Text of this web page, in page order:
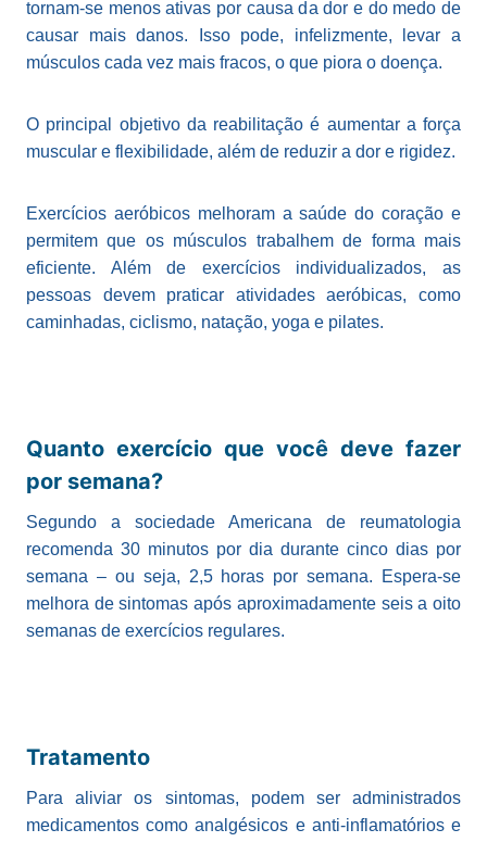
tornam-se menos ativas por causa da dor e do medo de
causar mais danos. Isso pode, infelizmente, levar a
músculos cada vez mais fracos, o que piora o doença.
O principal objetivo da reabilitação é aumentar a força
muscular e flexibilidade, além de reduzir a dor e rigidez.
Exercícios aeróbicos melhoram a saúde do coração e
permitem que os músculos trabalhem de forma mais
eficiente. Além de exercícios individualizados, as
pessoas devem praticar atividades aeróbicas, como
caminhadas, ciclismo, natação, yoga e pilates.
Quanto exercício que você deve fazer
por semana?
Segundo a sociedade Americana de reumatologia
recomenda 30 minutos por dia durante cinco dias por
semana – ou seja, 2,5 horas por semana. Espera-se
melhora de sintomas após aproximadamente seis a oito
semanas de exercícios regulares.
Tratamento
Para aliviar os sintomas, podem ser administrados
medicamentos como analgésicos e anti-inflamatórios e